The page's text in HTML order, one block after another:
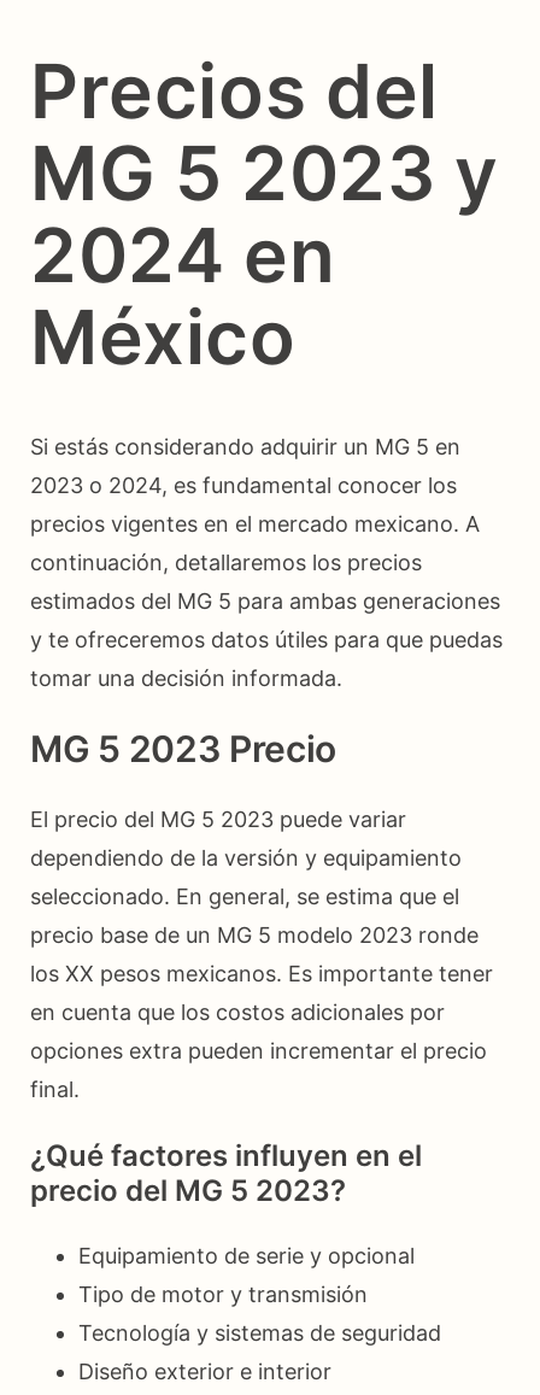
Precios del
MG 5 2023 y
2024 en
México
Si estás considerando adquirir un MG 5 en
2023 o 2024, es fundamental conocer los
precios vigentes en el mercado mexicano. A
continuación, detallaremos los precios
estimados del MG 5 para ambas generaciones
y te ofreceremos datos útiles para que puedas
tomar una decisión informada.
MG 5 2023 Precio
El precio del MG 5 2023 puede variar
dependiendo de la versión y equipamiento
seleccionado. En general, se estima que el
precio base de un MG 5 modelo 2023 ronde
los XX pesos mexicanos. Es importante tener
en cuenta que los costos adicionales por
opciones extra pueden incrementar el precio
final.
¿Qué factores influyen en el
precio del MG 5 2023?
Equipamiento de serie y opcional
Tipo de motor y transmisión
Tecnología y sistemas de seguridad
Diseño exterior e interior